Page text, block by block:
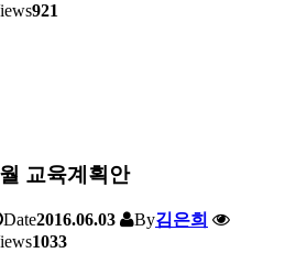
921
교육계획안
Date2016.06.03 By김은희
1033